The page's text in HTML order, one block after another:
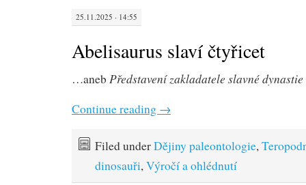
25.11.2025 · 14:55
Abelisaurus slaví čtyřicet
…aneb Představení zakladatele slavné
Continue reading →
Filed underDějiny paleontologie,
dinosauři,Výročí a ohlédnutí